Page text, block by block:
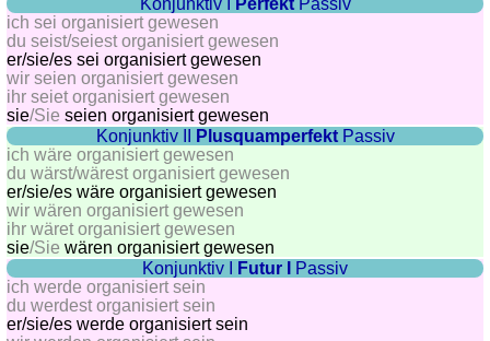
Quiz
de
villes
et
pays
Plus
de
jeux
Entraineur
de
mémoire
Entraineur
mathématiques
Puzzle
Konjunktiv I
PerfektPassiv
ich sei organisiert gewesen
du seist/seiest organisiert gewesen
er/sie/es sei organisiert gewesen
wir seien organisiert gewesen
ihr seiet organisiert gewesen
sie/Sie seien organisiert gewesen
Konjunktiv II
PlusquamperfektPassiv
ich wäre organisiert gewesen
du wärst/wärest organisiert gewesen
er/sie/es wäre organisiert gewesen
wir wären organisiert gewesen
ihr wäret organisiert gewesen
sie/Sie wären organisiert gewesen
Konjunktiv I
Futur I
Passiv
ich werde organisiert sein
du werdest organisiert sein
er/sie/es werde organisiert sein